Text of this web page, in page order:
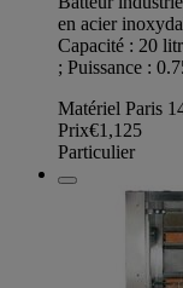
en acier
Capacité : 20
; Puissance :
Matériel Paris
Prix€1,125
Particulier